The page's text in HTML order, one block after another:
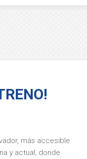
más accesible
y actual, donde